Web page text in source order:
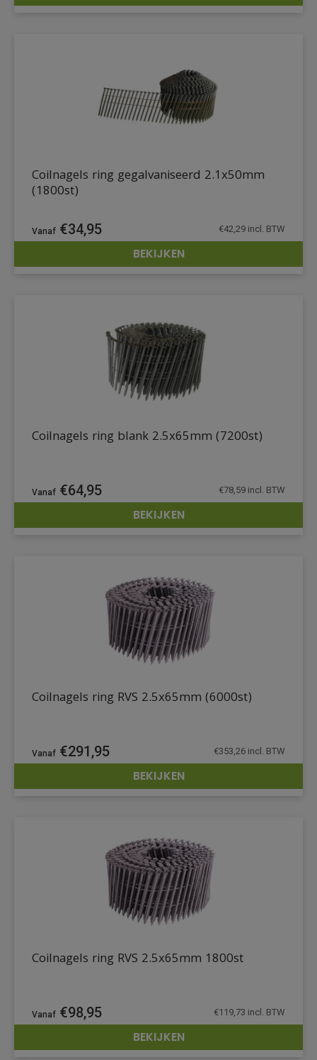
DETAILS
Coilnagels ring gegalvaniseerd 2.1x50mm
(1800st)
€34,95 €42,29 incl. BTW
BEKIJKEN
DETAILS
Coilnagels ring blank 2.5x65mm (7200st)
€64,95 €78,59 incl. BTW
BEKIJKEN
DETAILS
Coilnagels ring RVS 2.5x65mm (6000st)
€291,95 €353,26 incl. BTW
BEKIJKEN
DETAILS
Coilnagels ring RVS 2.5x65mm 1800st
€98,95 €119,73 incl. BTW
BEKIJKEN